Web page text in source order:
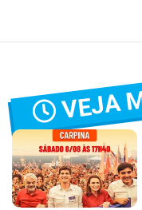
VEJA